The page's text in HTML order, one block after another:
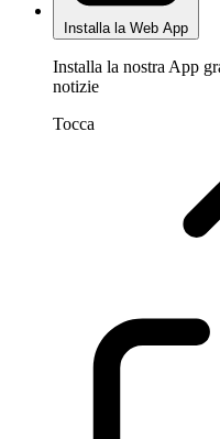
Installa la Web App
Installa la nostra App
notizie
Tocca